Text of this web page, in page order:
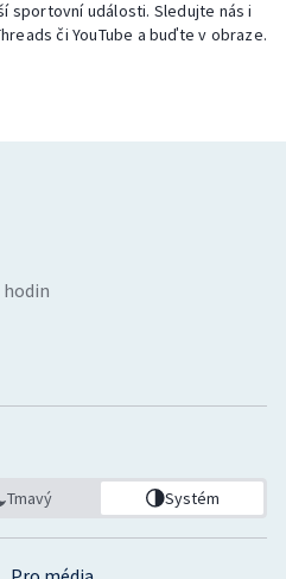
sportovní události. Sledujte nás i
či YouTube a buďte v obraze.
hodin
Tmavý Systém